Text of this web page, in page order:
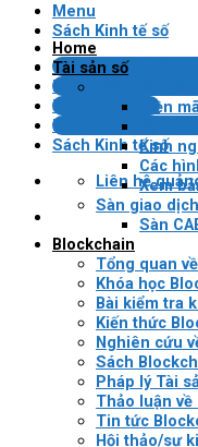
Menu
Sách Kinh tế số
Tin tài chính/công
Bài kiểm tra
Tin tức Crypto
Pháp lý VN về tài
Sách Kinh tế số
Liên hệ
Home
Tài sản số
Tiền
Lợi
Kinh
Các
Xem
Sàn giao
Sàn
Blockchain
Tổng quan
Khóa học
Bài kiểm tra
Kiến thức
Nghiên cứu
Sách
Pháp lý Tài
Thảo luận
Tin tức
Hội thảo/sự